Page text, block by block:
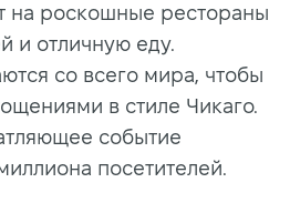
на роскошные рестораны
и отличную еду.
со всего мира, чтобы
в стиле Чикаго.
событие
посетителей.